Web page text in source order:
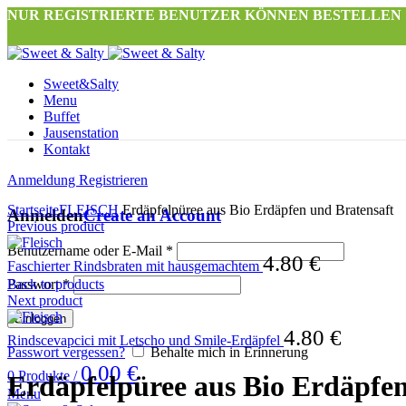
NUR REGISTRIERTE BENUTZER KÖNNEN BESTELLEN
Sweet&Salty
Menu
Buffet
Jausenstation
Kontakt
Anmeldung Registrieren
AnmeldenCreate an Account
Benutzername oder E-Mail *
Passwort*
Einloggen
Passwort vergessen?
Behalte mich in Erinnerung
0Produkte / 0.00 €
Menu
StartseiteFLEISCHErdäpfelpüree aus Bio Erdäpfen und Bratensaft
Previous product
Faschierter Rindsbraten mit hausgemachtem4.80€
Back to products
Next product
Rindscevapcici mit Letscho und Smile-Erdäpfel 4.80 €
Erdäpfelpüree aus Bio